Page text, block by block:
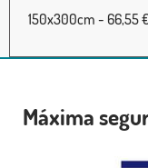
150x300cm - 66,55
Máxima